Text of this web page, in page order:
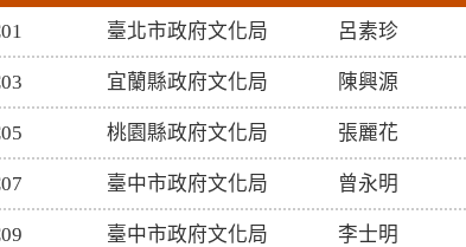
臺北市政府文化局 呂素珍
宜蘭縣政府文化局 陳興源
桃園縣政府文化局 張麗花
臺中市政府文化局 曾永明
臺中市政府文化局 李士明